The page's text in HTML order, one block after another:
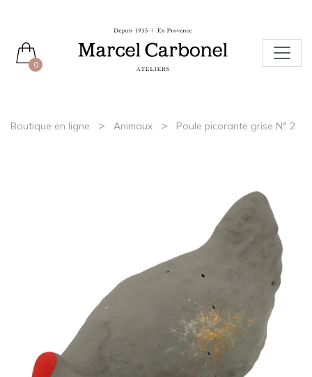
0
Boutique en ligne > Animaux > Poule picorante grise N° 2